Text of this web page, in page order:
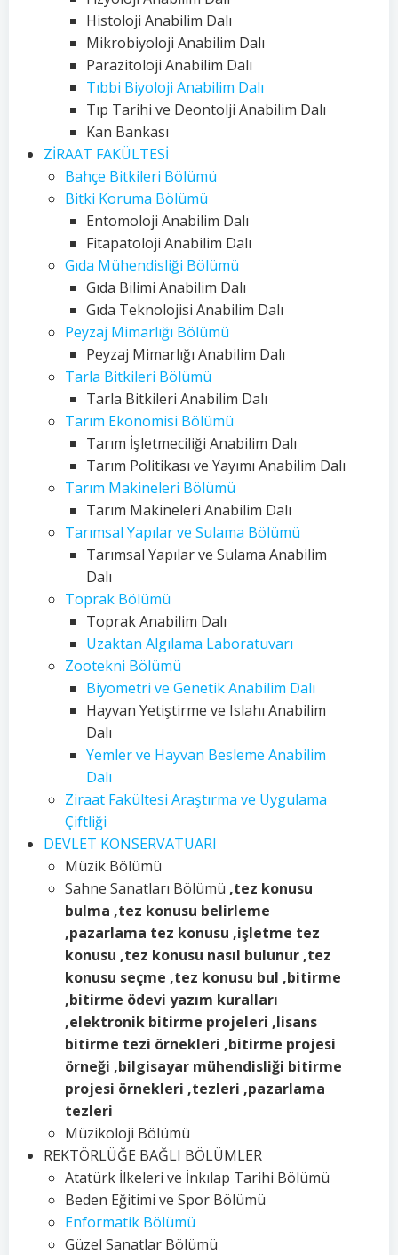
Histoloji Anabilim Dalı
Mikrobiyoloji Anabilim Dalı
Parazitoloji Anabilim Dalı
Tıbbi Biyoloji Anabilim Dalı
Tıp Tarihi ve Deontolji Anabilim Dalı
Kan Bankası
ZİRAAT FAKÜLTESİ
Bahçe Bitkileri Bölümü
Bitki Koruma Bölümü
Entomoloji Anabilim Dalı
Fitapatoloji Anabilim Dalı
Gıda Mühendisliği Bölümü
Gıda Bilimi Anabilim Dalı
Gıda Teknolojisi Anabilim Dalı
Peyzaj Mimarlığı Bölümü
Peyzaj Mimarlığı Anabilim Dalı
Tarla Bitkileri Bölümü
Tarla Bitkileri Anabilim Dalı
Tarım Ekonomisi Bölümü
Tarım İşletmeciliği Anabilim Dalı
Tarım Politikası ve Yayımı Anabilim Dalı
Tarım Makineleri Bölümü
Tarım Makineleri Anabilim Dalı
Tarımsal Yapılar ve Sulama Bölümü
Tarımsal Yapılar ve Sulama Anabilim
Dalı
Toprak Bölümü
Toprak Anabilim Dalı
Uzaktan Algılama Laboratuvarı
Zootekni Bölümü
Biyometri ve Genetik Anabilim Dalı
Hayvan Yetiştirme ve Islahı Anabilim
Dalı
Yemler ve Hayvan Besleme Anabilim
Dalı
Ziraat Fakültesi Araştırma ve Uygulama
Çiftliği
DEVLET KONSERVATUARI
Müzik Bölümü
Sahne Sanatları Bölümü ,tez konusu
bulma ,tez konusu belirleme
,pazarlama tez konusu ,işletme tez
konusu ,tez konusu nasıl bulunur ,tez
konusu seçme ,tez konusu bul ,bitirme
,bitirme ödevi yazım kuralları
,elektronik bitirme projeleri ,lisans
bitirme tezi örnekleri ,bitirme projesi
örneği ,bilgisayar mühendisliği bitirme
projesi örnekleri ,tezleri ,pazarlama
tezleri
Müzikoloji Bölümü
REKTÖRLÜĞE BAĞLI BÖLÜMLER
Atatürk İlkeleri ve İnkılap Tarihi Bölümü
Beden Eğitimi ve Spor Bölümü
Enformatik Bölümü
Güzel Sanatlar Bölümü